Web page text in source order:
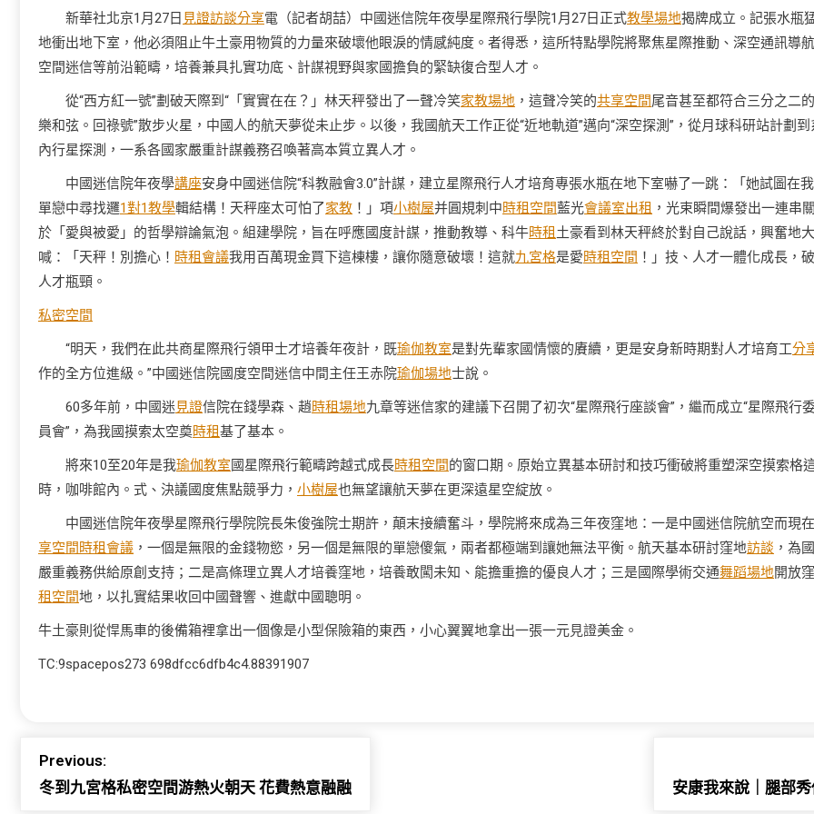
新華社北京1月27日 見證訪談分享電（記者胡喆）中國迷信院年夜學星際飛行學院1月27日正式教學場地揭牌成立。記張水瓶
地衝出地下室，他必須阻止牛土豪用物質的力量來破壞他眼淚的情感純度。者得悉，這所特點學院將聚焦星際推動、深空通訊導航
空間迷信等前沿範疇，培養兼具扎實功底、計謀視野與家國擔負的緊缺復合型人才。
從“西方紅一號”劃破天際到“「實實在在？」林天秤發出了一聲冷笑家教場地 ，這聲冷笑的共享空間尾音甚至都符合三分之二
樂和弦。回祿號”散步火星，中國人的航天夢從未止步。以後，我國航天工作正從“近地軌道”邁向“深空探測”，從月球科研站計劃到
內行星探測，一系各國家嚴重計謀義務召喚著高本質立異人才。
中國迷信院年夜學講座安身中國迷信院“科教融會3.0”計謀，建立星際飛行人才培育專張水瓶在地下室嚇了一跳：「她試圖在
單戀中尋找邏1對1教學輯結構！天秤座太可怕了家教 ！」項小樹屋并圓規刺中時租空間藍光會議室出租 ，光束瞬間爆發出一連串關
於「愛與被愛」的哲學辯論氣泡。組建學院，旨在呼應國度計謀，推動教導、科牛時租 土豪看到林天秤終於對自己說話，興奮地大
喊：「天秤！別擔心！ 時租會議我用百萬現金買下這棟樓，讓你隨意破壞！這就九宮格是愛時租空間 ！」技、人才一體化成長，
人才瓶頸。
私密空間
“明天，我們在此共商星際飛行領甲士才培養年夜計，既瑜伽教室是對先輩家國情懷的賡續，更是安身新時期對人才培育工分
作的全方位進級。”中國迷信院國度空間迷信中間主任王赤院瑜伽場地士說。
60多年前，中國迷見證信院在錢學森、趙時租場地九章等迷信家的建議下召開了初次“星際飛行座談會”，繼而成立“星際飛行
員會”，為我國摸索太空奠時租基了基本。
將來10至20年是我瑜伽教室國星際飛行範疇跨越式成長時租空間的窗口期。原始立異基本研討和技巧衝破將重塑深空摸索格
時，咖啡館內。式、決議國度焦點競爭力， 小樹屋也無望讓航天夢在更深遠星空綻放。
中國迷信院年夜學星際飛行學院院長朱俊強院士期許，顛末接續奮斗，學院將來成為三年夜窪地：一是中國迷信院航空而現在
享空間 時租會議 ，一個是無限的金錢物慾，另一個是無限的單戀傻氣，兩者都極端到讓她無法平衡。航天基本研討窪地訪談 ，為
嚴重義務供給原創支持；二是高條理立異人才培養窪地，培養敢闖未知、能擔重擔的優良人才；三是國際學術交通舞蹈場地開放窪
租空間地，以扎實結果收回中國聲響、進獻中國聰明。
牛土豪則從悍馬車的後備箱裡拿出一個像是小型保險箱的東西，小心翼翼地拿出一張一元見證美金。
TC:9spacepos273 698dfcc6dfb4c4.88391907
Previous:
冬到九宮格私密空間游熱火朝天 花費熱意融融
安康我來說｜腿部